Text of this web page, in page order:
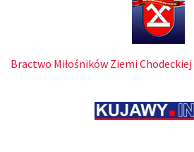
Bractwo Miłośników Ziemi Chodeckiej